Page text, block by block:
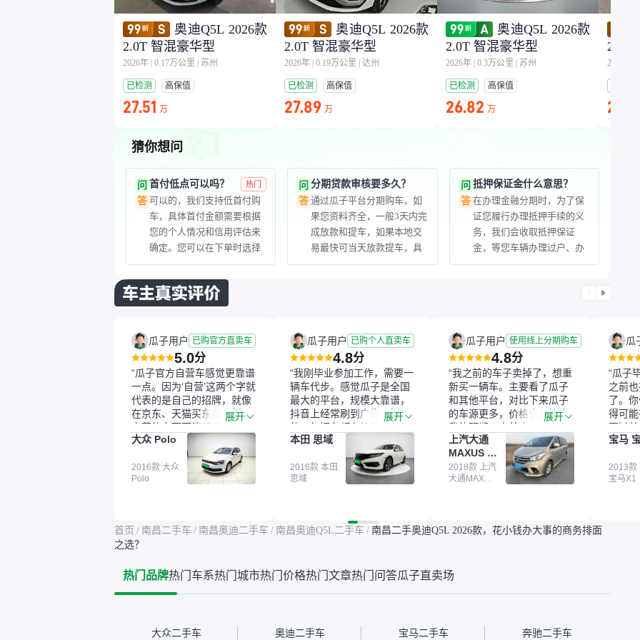
奥迪Q5L 2026款
2.0T 智混豪华型
2026年 0.17万公里 苏州
已检测 高保值
27.51 万
奥迪Q5L 2026款
2.0T 智混豪华型
2026年 0.19万公里 达州
已检测 高保值
27.89 万
奥迪Q5L 2026款
2.0T 智混豪华型
2026年 0.3万公里 苏州
已检测 高保值
26.82 万
2.0T
2026年
27.97
猜你想问
问 首付低点可以吗？ 热门
答 可以的，我们支持低首付购
车，具体首付金额需要根据
您的个人情况和信用评估来
确定。您可以在下单时选择
合适的首付比例，我们会根
据您的选择来计算月供金
额。
问 分期贷款审核要多久？
答 通过瓜子平台分期购车，如
果您资料齐全，一般3天内完
成放款和提车，如果本地交
易最快可当天放款提车，具
体放款速度取决于您办理过
问 抵押保证金什么意思？
答 在办理金融分期时，为了保
证您履行办理抵押手续的义
务，我们会收取抵押保证
金，等您车辆办理过户、办
理完抵押的手续后会全额退
瓜子用户 已购官方直卖车
5.0分
“瓜子官方自营车感觉更靠谱
一点。因为‘自营’这两个字就
代表的是自己的招牌，就像
在京东、天猫买东西一样，
自营的东西可能都要好一
点。就是这种刻板印象吧。
一开始买二手车的时候，我
确实有担心过事故车、泡水
车这些问题。瓜子的检测报
况。我拿到你们的信息之
后，自己又在线上去做了一
台），同时也找了朋友帮忙
线下看车。结果跟你们的报
我第一天看车，第二天你们
展开
大众 Polo
2016款 大众
Polo
瓜子用户 已购个人直卖车
4.8分
“我刚毕业参加工作，需要一
辆车代步。感觉瓜子是全国
最大的平台，规模大靠谱，
抖音上经常刷到广告，挺火
的。每辆车都有检测报告，
这个让我很放心。去外面买
车全凭卖家一张嘴，不敢
买。我买了本田思域，白
色，过户次数少，公里数符
平台，车价贵点也正常，毕
竟有保障。其他平台上很多
多花点钱买个放心。从个人
展开
本田 思域
2016款 本田
思域
瓜子用户 使用线上分期购车
4.8分
“我之前的车子卖掉了，想重
新买一辆车。主要看了瓜子
和其他平台，对比下来瓜子
的车源更多，价格也更符合
我的预期。之前卖车来过瓜
子，虽然价格没谈成，但
APP一直留着。瓜子毕竟是
大平台，整体印象还好。我
最终买了一台上汽大通，18
期，这一点很便捷，其他平
心的额外价值。虽然我砍过
为瓜子有质保，车子出小毛
展开
上汽大通
MAXUS 大
通G10
2018款 上汽
大通MAXUS
瓜
“瓜子
之前
了。
得可
更过关
来再
我买
它的
适。
宝马
2013款
宝马X1
首页 / 南昌二手车 / 南昌奥迪二手车 / 南昌奥迪Q5L二手车 / 南昌二手奥迪Q5L 2026款，花小钱办大事的商务排面
之选？
热门品牌热门车系热门城市热门价格热门文章热门问答瓜子直卖场
大众二手车 奥迪二手车 宝马二手车 奔驰二手车